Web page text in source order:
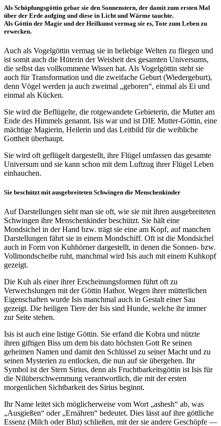
Als Schöpfungsgöttin gebar sie den Sonnenstern, der damit zum ersten Mal
über der Erde aufging und diese in Licht und Wärme tauchte.
Als Göttin der Magie und der Heilkunst vermag sie es, Tote zum Leben zu
erwecken.
Auch als Vogelgöttin vermag sie in beliebige Welten zu fliegen und
ist somit auch die Hüterin der Weisheit des gesamten Universums,
die selbst das vollkommene Wissen hat. Als Vogelgöttin steht sie
auch für Transformation und die zweifache Geburt (Wiedergeburt),
denn Vögel werden ja auch zweimal „geboren“, einmal als Ei und
einmal als Kücken.
Sie wird die Beflügelte, die rotgewandete Gebieterin, die Mutter am
Ende des Himmels genannt. Isis war und ist DIE Mutter-Göttin, eine
mächtige Magierin, Heilerin und das Leitbild für die weibliche
Gottheit überhaupt.
Sie wird oft geflügelt dargestellt, ihre Flügel umfassen das gesamte
Universum und sie kann schon mit dem Luftzug ihrer Flügel Leben
einhauchen.
Sie beschützt mit ausgebreiteten Schwingen die Menschenkinder
Auf Darstellungen sieht man sie oft, wie sie mit ihren ausgebreiteten
Schwingen ihre Menschenkinder beschützt. Sie hält eine
Mondsichel in der Hand bzw. trägt sie eine am Kopf, auf manchen
Darstellungen fährt sie in einem Mondschiff. Oft ist die Mondsichel
auch in Form von Kuhhörner dargestellt, in denen die Sonnen- bzw.
Vollmondscheibe ruht, manchmal wird Isis auch mit einem Kuhkopf
gezeigt.
Die Kuh als einer ihrer Erscheinungsformen führt oft zu
Verwechslungen mit der Göttin Hathor. Wegen ihrer mütterlichen
Eigenschaften wurde Isis manchmal auch in Gestalt einer Sau
gezeigt. Die heiligen Tiere der Isis sind Hunde, welche ihr immer
zur Seite stehen.
Isis ist auch eine listige Göttin. Sie erfand die Kobra und nützte
ihren giftigen Biss um dem bis dato höchsten Gott Re seinen
geheimen Namen und damit den Schlüssel zu seiner Macht und zu
seinen Mysterien zu entlocken, die nun auf sie übergehen. Ihr
Symbol ist der Stern Sirius, denn als Fruchtbarkeitsgöttin ist Isis für
die Nilüberschwemmung verantwortlich, die mit der ersten
morgenlichen Sichtbarkeit des Sirius beginnt.
Ihr Name leitet sich möglicherweise vom Wort „ashesh“ ab, was
„Ausgießen“ oder „Ernähren“ bedeutet. Dies lässt auf ihre göttliche
Essenz (Milch oder Blut) schließen, mit der sie andere Geschöpfe —